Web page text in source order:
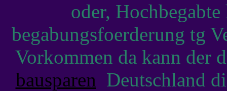
oder,
begabungsfoerderung tg
Vorkommen da kann der
bausparen Deutschland